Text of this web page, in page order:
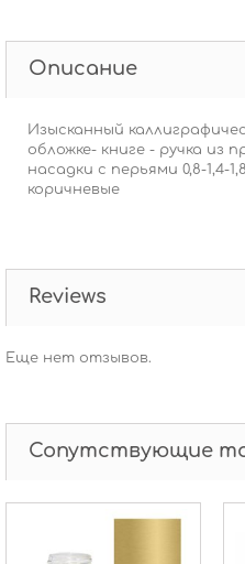
Описание
Изысканный
обложке- книге - ручка из
насадки с перьями 0,8-1,4-
коричневые
Reviews
Еще нет отзывов.
Сопутствующие